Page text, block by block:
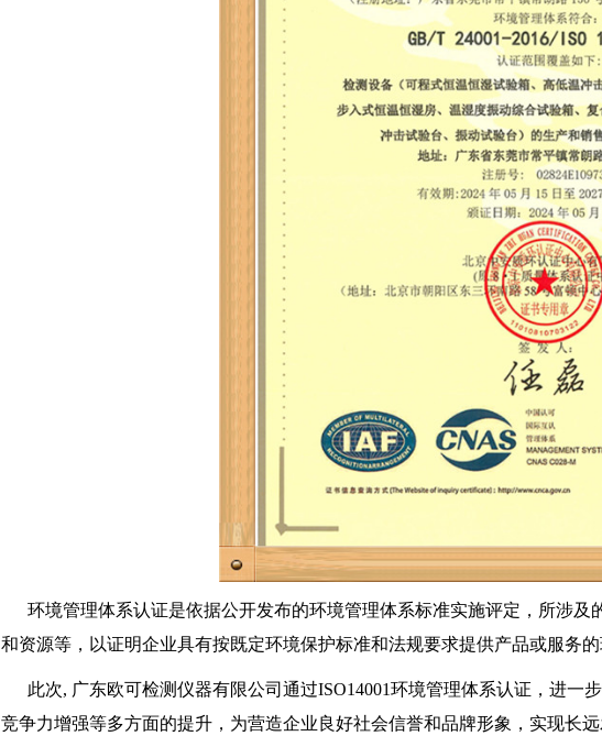
环境管理体系认证是依据公开发布的环境管理体系标准实施评定，所涉及
和资源等，以证明企业具有按既定环境保护标准和法规要求提供产品或服务
此次, 广东欧可检测仪器有限公司通过ISO14001环境管理体系认证，进一
竞争力增强等多方面的提升，为营造企业良好社会信誉和品牌形象，实现长远